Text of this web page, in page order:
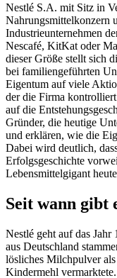
Nestlé S.A. mit Sitz in
Nahrungsmittelkonzern
Industrieunternehmen
Nescafé, KitKat oder
dieser Größe stellt sich
bei familiengeführten
Eigentum auf viele
der die Firma
auf die
Gründer, die heutige
und erklären, wie die
Dabei wird deutlich,
Erfolgsgeschichte
Lebensmittelgigant
Seit wann gibt
Nestlé geht auf das
aus Deutschland
lösliches Milchpulver als
Kindermehl